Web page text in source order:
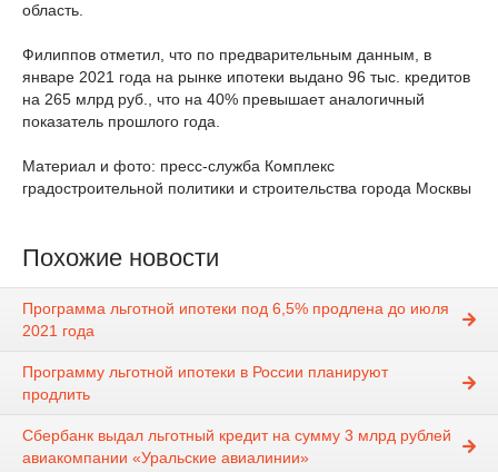
область.
Филиппов отметил, что по предварительным данным, в
январе 2021 года на рынке ипотеки выдано 96 тыс. кредитов
на 265 млрд руб., что на 40% превышает аналогичный
показатель прошлого года.
Материал и фото: пресс-служба Комплекс
градостроительной политики и строительства города Москвы
Похожие новости
Программа льготной ипотеки под 6,5% продлена до июля
2021 года
Программу льготной ипотеки в России планируют
продлить
Сбербанк выдал льготный кредит на сумму 3 млрд рублей
авиакомпании «Уральские авиалинии»